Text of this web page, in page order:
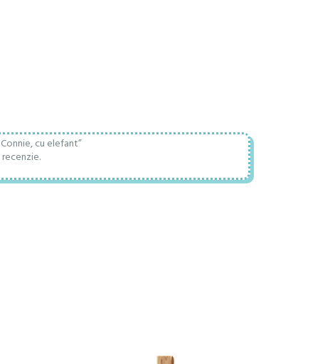
cu elefant”